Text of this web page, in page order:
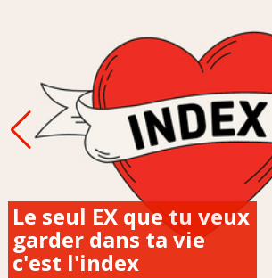
Le seul EX que tu veux
garder dans ta vie
c'est l'index